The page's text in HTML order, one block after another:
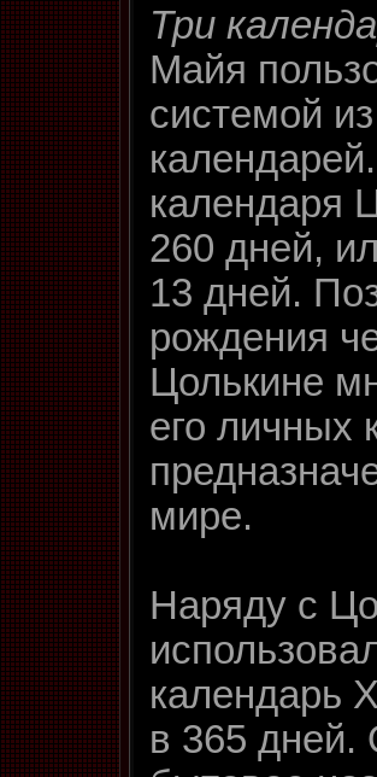
Три
Майя
системой
календаря
260 дней,
13 дней.
рождения
Цолькине
его личных
мире.
Наряду с
календарь
в 365